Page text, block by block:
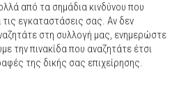
από τα σημάδια κινδύνου που
τις εγκαταστάσεις σας. Αν δεν
στη συλλογή μας, ενημερώστε
την πινακίδα που αναζητάτε έτσι
της δικής σας επιχείρησης.